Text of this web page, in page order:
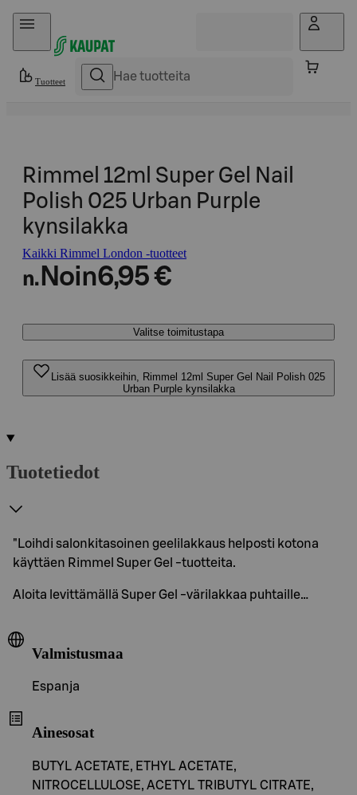
Hyppää sisältöön
Tuotteet
Rimmel 12ml Super Gel Nail
Polish 025 Urban Purple
kynsilakka
Kaikki Rimmel London -tuotteet
n. Noin6,95 €
Valitse toimitustapa
Lisää suosikkeihin, Rimmel 12ml Super Gel Nail Polish 025
Urban Purple kynsilakka
Tuotetiedot
"Loihdi salonkitasoinen geelilakkaus helposti kotona
käyttäen Rimmel Super Gel -tuotteita.
Aloita levittämällä Super Gel -värilakkaa puhtaille…
Valmistusmaa
Espanja
Ainesosat
BUTYL ACETATE, ETHYL ACETATE,
NITROCELLULOSE, ACETYL TRIBUTYL CITRATE,